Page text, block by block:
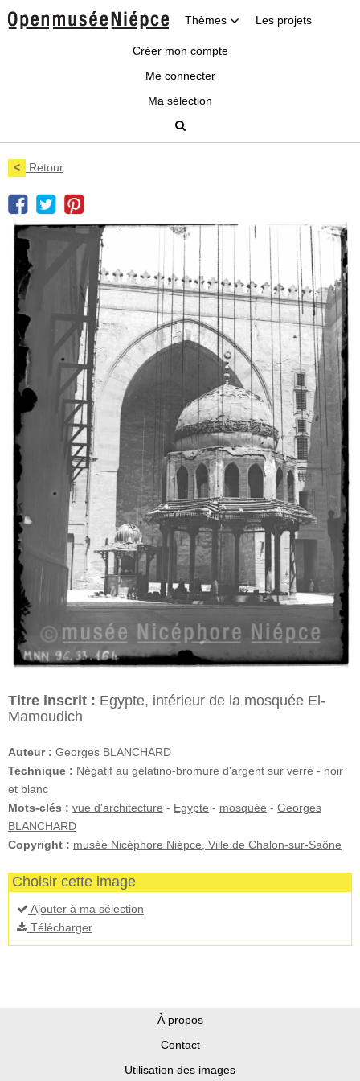
Thèmes Les projets
Créer mon compte
Me connecter
Ma sélection
< Retour
Titre inscrit : Egypte, intérieur de la mosquée El-
Mamoudich
Auteur : Georges BLANCHARD
Technique : Négatif au gélatino-bromure d'argent sur verre - noir
et blanc
Mots-clés : vue d'architecture - Egypte - mosquée - Georges
BLANCHARD
Copyright : musée Nicéphore Niépce, Ville de Chalon-sur-Saône
Choisir cette image
Ajouter à ma sélection
Télécharger
À propos
Contact
Utilisation des images